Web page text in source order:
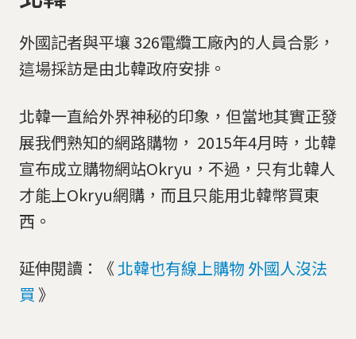
外國記者與平壤 326電纜工廠內的人員合影，
這場採訪是由北韓政府安排。
北韓一直給外界神秘的印象，但當地其實正發
展我們熟知的網路購物， 2015年4月時，北韓
宣布成立購物網站Okryu，不過，只有北韓人
才能上Okryu網購，而且只能用北韓幣買東
西。
延伸閱讀：《 北韓也有線上購物 外國人沒法
買 》